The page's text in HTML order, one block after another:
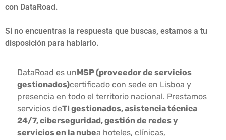
con DataRoad.
Si no encuentras la respuesta que buscas, estamos a tu
disposición para hablarlo.
DataRoad es unMSP (proveedor de servicios
gestionados)certificado con sede en Lisboa y
presencia en todo el territorio nacional. Prestamos
servicios deTI gestionados, asistencia técnica
24/7, ciberseguridad, gestión de redes y
servicios en la nubea hoteles, clínicas,